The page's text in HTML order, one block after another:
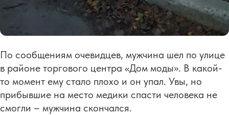
По сообщениям очевидцев, мужчина шел по улице
в районе торгового центра «Дом моды». В какой-
то момент ему стало плохо и он упал. Увы, но
прибывшие на место медики спасти человека не
смогли – мужчина скончался.